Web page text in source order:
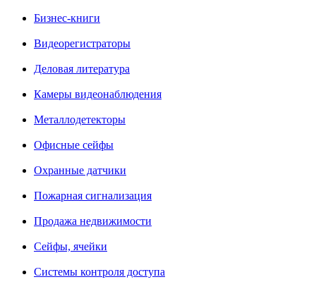
Бизнес-книги
Видеорегистраторы
Деловая литература
Камеры видеонаблюдения
Металлодетекторы
Офисные сейфы
Охранные датчики
Пожарная сигнализация
Продажа недвижимости
Сейфы, ячейки
Системы контроля доступа